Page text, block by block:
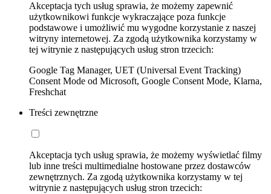
Akceptacja tych usług sprawia, że możemy zapewnić
użytkownikowi funkcje wykraczające poza funkcje
podstawowe i umożliwić mu wygodne korzystanie z naszej
witryny internetowej. Za zgodą użytkownika korzystamy w
tej witrynie z następujących usług stron trzecich:
Google Tag Manager, UET (Universal Event Tracking)
Consent Mode od Microsoft, Google Consent Mode, Klarna,
Freshchat
Treści zewnętrzne
Akceptacja tych usług sprawia, że możemy wyświetlać filmy
lub inne treści multimedialne hostowane przez dostawców
zewnętrznych. Za zgodą użytkownika korzystamy w tej
witrynie z następujących usług stron trzecich: